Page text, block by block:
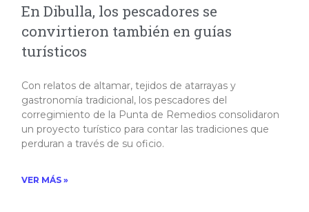
En Dibulla, los pescadores se
convirtieron también en guías
turísticos
Con relatos de altamar, tejidos de atarrayas y
gastronomía tradicional, los pescadores del
corregimiento de la Punta de Remedios consolidaron
un proyecto turístico para contar las tradiciones que
perduran a través de su oficio.
VER MÁS »